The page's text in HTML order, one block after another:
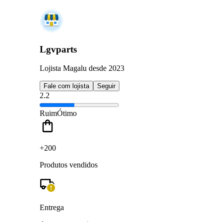
Lgvparts
Lojista Magalu desde 2023
Fale com lojista Seguir
2.2
RuimÓtimo
+200
Produtos vendidos
Entrega